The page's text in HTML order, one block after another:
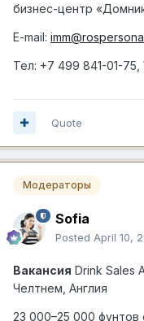
бизнес-центр
E-mail:
Тел: +7 499 841-01-
Quote
Модераторы
Sofia
Posted April 10,
Вакансия Drink Sales
Челтнем Англия
23 000–25 000 фунтов